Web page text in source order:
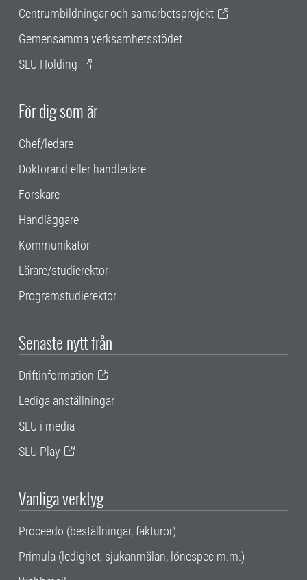
Centrumbildningar och samarbetsprojekt
Gemensamma verksamhetsstödet
SLU Holding
För dig som är
Chef/ledare
Doktorand eller handledare
Forskare
Handläggare
Kommunikatör
Lärare/studierektor
Programstudierektor
Senaste nytt från
Driftinformation
Lediga anställningar
SLU i media
SLU Play
Vanliga verktyg
Proceedo (beställningar, fakturor)
Primula (ledighet, sjukanmälan, lönespec m.m.)